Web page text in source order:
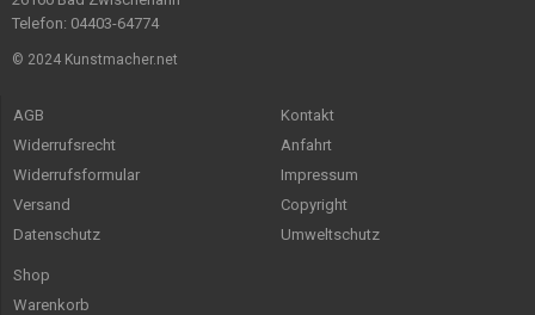
Telefon: 04403-64774
© 2024 Kunstmacher.net
AGB
Widerrufsrecht
Widerrufsformular
Versand
Datenschutz
Kontakt
Anfahrt
Impressum
Copyright
Umweltschutz
Shop
Warenkorb